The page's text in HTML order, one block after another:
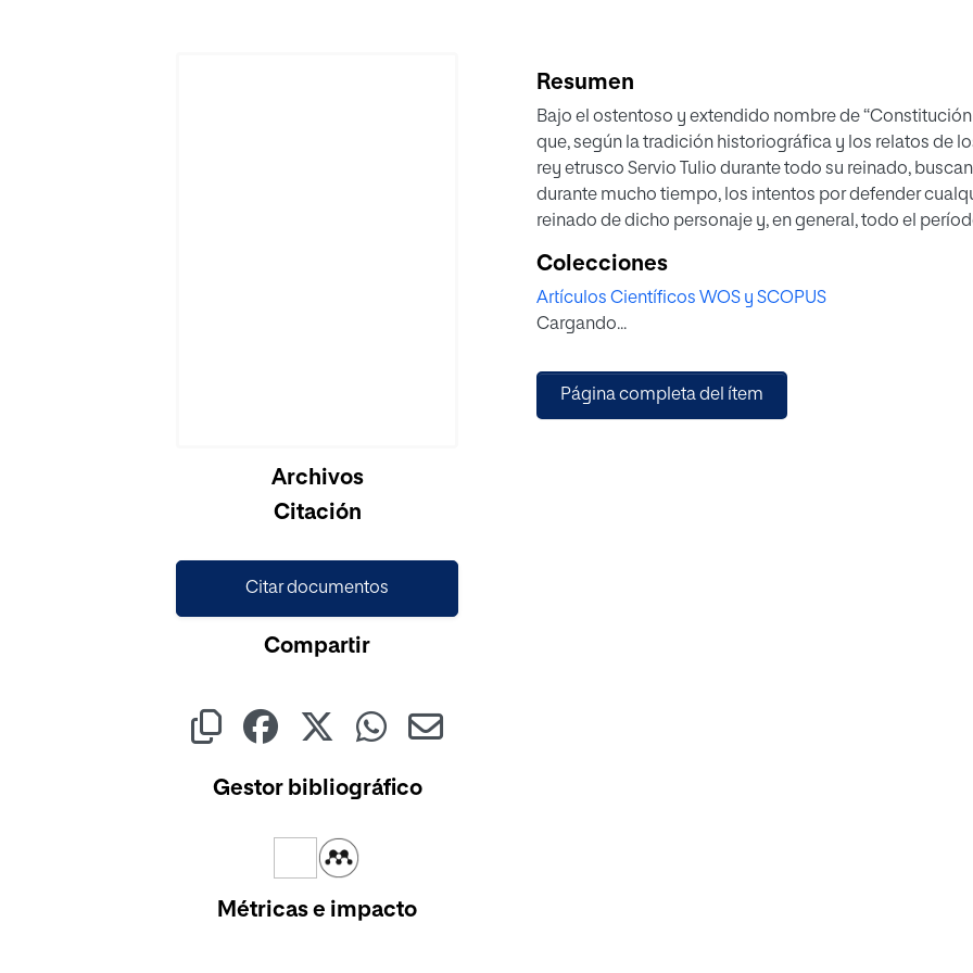
Cargando...Archivos
Citación
Citar documentos
Compartir
Gestor bibliográfico
Métricas e impacto
Resumen
Bajo el ostentoso y extendido nombre de
que, según la tradición historiográfica y los relatos de
rey etrusco Servio Tulio durante todo su reinado,
durante mucho tiempo, los intentos por defender
reinado de dicho personaje y, en general, todo el
pretendan buscar las partes más conciliables con el
tras la conveniente aplicación de un procedimiento de
serenos. En estas breves páginas se pretenderá
credibilidad y materialización efectiva que las mismas
trabajo a los numerosos y contundentes estudios que
Colecciones
Artículos Científicos WOS y SCOPUS
Cargando...
Página completa del ítem